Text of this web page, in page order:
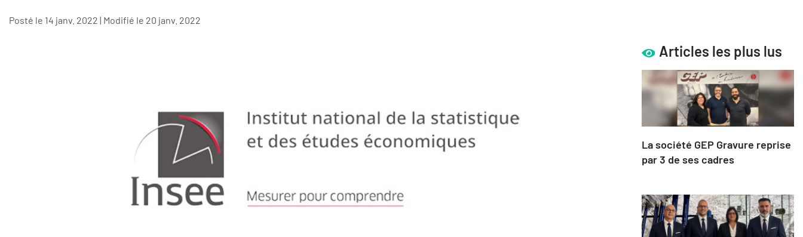
Posté le 14 janv. 2022 | Modifié le 20 janv. 2022
Articles les plus lus
La société GEP Gravure reprise
par 3 de ses cadres